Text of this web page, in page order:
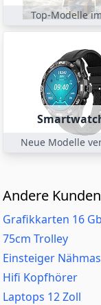
Top-Modelle
Neue Modelle
Andere
Grafikkarten 16 Gb
75cm Trolley
Einsteiger
Hifi Kopfhörer
Laptops 12 Zoll